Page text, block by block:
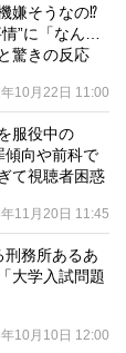
嫌そうなの⁉
”に「なん…
驚きの反応
10月22日 11:00
服役中の
傾向や前科で
て視聴者困惑
11月20日 11:45
刑務所あるあ
大学入試問題
10月10日 12:00